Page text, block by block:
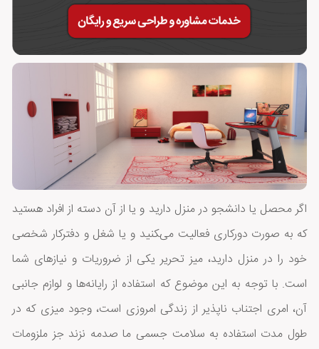
اگر محصل یا دانشجو در منزل دارید و یا از آن دسته از افراد هستید
که به صورت دورکاری فعالیت می‌‍کنید و یا شغل و دفترکار شخصی
خود را در منزل دارید، میز تحریر یکی از ضروریات و نیازهای شما
است. با توجه به این موضوع که استفاده از رایانه‌ها و لوازم جانبی
آن، امری اجتناب ناپذیر از زندگی امروزی است، وجود میزی که در
طول مدت استفاده به سلامت جسمی ما صدمه نزند جز ملزومات